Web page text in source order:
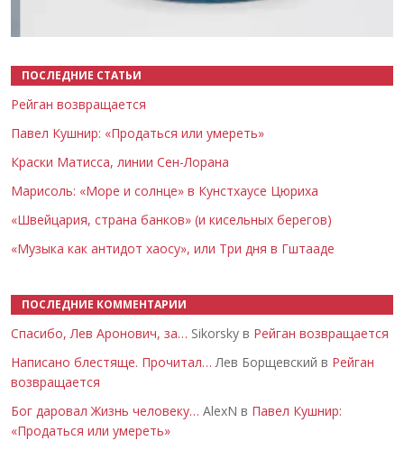
ПОСЛЕДНИЕ СТАТЬИ
Рейган возвращается
Павел Кушнир: «Продаться или умереть»
Краски Матисса, линии Сен-Лорана
Марисоль: «Море и солнце» в Кунстхаусе Цюриха
«Швейцария, страна банков» (и кисельных берегов)
«Музыка как антидот хаосу», или Три дня в Гштааде
ПОСЛЕДНИЕ КОММЕНТАРИИ
Спасибо, Лев Аронович, за… Sikorsky в Рейган возвращается
Написано блестяще. Прочитал… Лев Борщевский в Рейган
возвращается
Бог даровал Жизнь человеку… AlexN в Павел Кушнир:
«Продаться или умереть»